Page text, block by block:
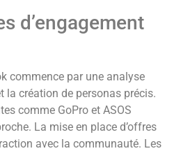
d’engagement
commence par une analyse
la création de personas précis.
comme GoPro et ASOS
La mise en place d’offres
avec la communauté. Les